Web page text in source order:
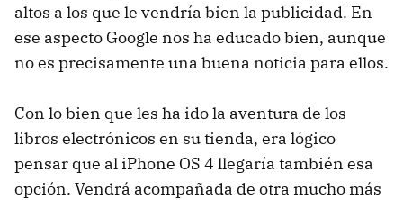
altos a los que le vendría bien la publicidad. En
ese aspecto Google nos ha educado bien, aunque
no es precisamente una buena noticia para ellos.
Con lo bien que les ha ido la aventura de los
libros electrónicos en su tienda, era lógico
pensar que al iPhone OS 4 llegaría también esa
opción. Vendrá acompañada de otra mucho más